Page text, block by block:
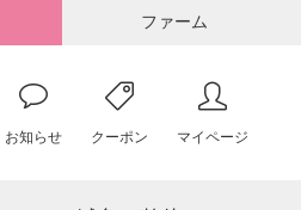
ファーム
お知らせ クーポン マイページ